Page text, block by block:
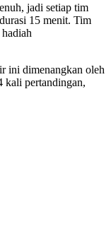
jadi setiap tim
15 menit. Tim
ini dimenangkan oleh
kali pertandingan,